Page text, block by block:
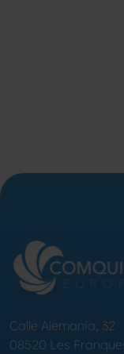
Calle Alemania, 32
08520 Les